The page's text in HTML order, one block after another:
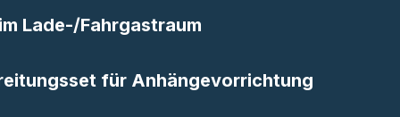
Lade-/Fahrgastraum
für Anhängevorrichtung